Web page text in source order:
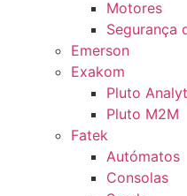
Motores
Segurança
Emerson
Exakom
Pluto
Pluto M2M
Fatek
Autómatos
Consolas